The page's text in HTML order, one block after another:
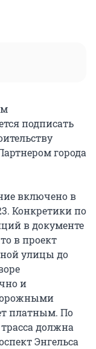
подписать
города
включено в
Конкретики по
в документе
в проект
улицы до
и
платным. По
должна
Энгельса